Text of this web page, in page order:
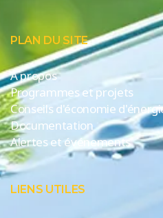
PLAN DU SITE
A propos
Programmes et projets
Conseils d'économie
Documentation
Alertes et événements
LIENS UTILES